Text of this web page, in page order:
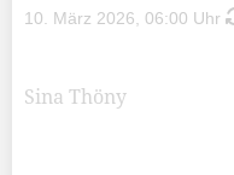
10. März 2026, 06:00 Uhr
Sina Thöny